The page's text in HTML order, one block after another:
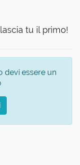
tu il primo!
devi essere un